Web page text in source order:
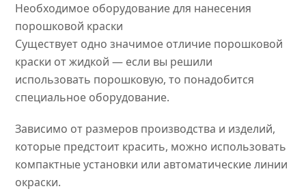
Необходимое оборудование для нанесения
порошковой краски
Существует одно значимое отличие порошковой
краски от жидкой — если вы решили
использовать порошковую, то понадобится
специальное оборудование.
Зависимо от размеров производства и изделий,
которые предстоит красить, можно использовать
компактные установки или автоматические линии
окраски.